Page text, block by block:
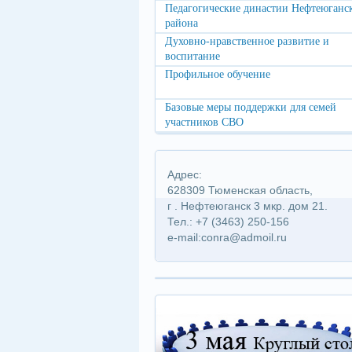
Педагогические династии
района
Духовно-нравственное развитие и
воспитание
Профильное обучение
Базовые меры поддержки для семей
участников СВО
Адрес:
628309 Тюменская область,
г . Нефтеюганск 3 мкр. дом 21.
Тел.: +7 (3463) 250-156
e-mail:conra@admoil.ru